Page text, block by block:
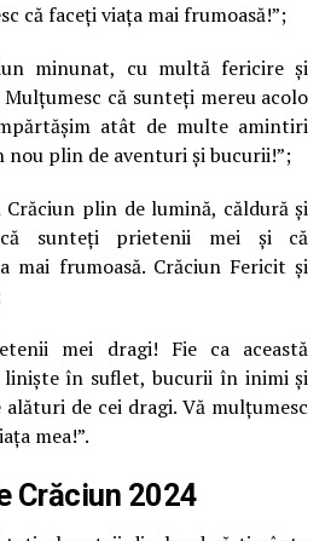
că faceți viața mai frumoasă!”;
minunat, cu multă fericire și
că sunteți mereu acolo
atât de multe amintiri
nou plin de aventuri și bucurii!”;
Crăciun plin de lumină, căldură și
că sunteți prietenii mei și că
mai frumoasă. Crăciun Fericit și
mei dragi! Fie ca această
liniște în suflet, bucurii în inimi și
de cei dragi. Vă mulțumesc
mea!”.
Crăciun 2024